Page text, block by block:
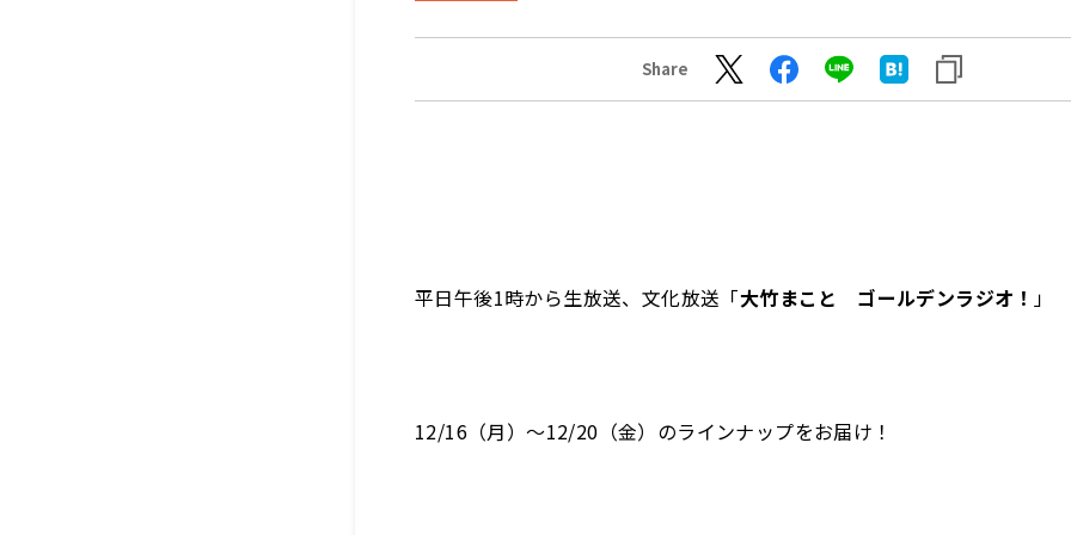
Share
平日午後1時から生放送、文化放送「大竹まこと ゴールデンラジオ！ 」
12/16（月）～12/20（金）のラインナップをお届け！